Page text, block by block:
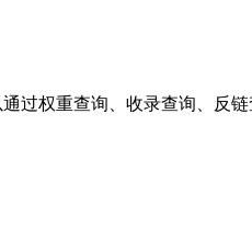
过权重查询、收录查询、反